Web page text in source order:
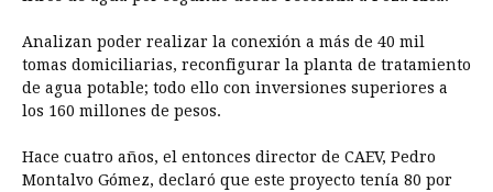
Analizan poder realizar la conexión a más de 40 mil
tomas domiciliarias, reconfigurar la planta de tratamiento
de agua potable; todo ello con inversiones superiores a
los 160 millones de pesos.
Hace cuatro años, el entonces director de CAEV, Pedro
Montalvo Gómez, declaró que este proyecto tenía 80 por